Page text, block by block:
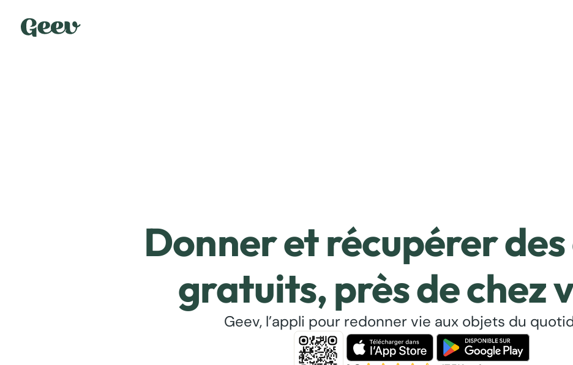
Donner et récupérer
gratuits, près de chez
Geev, l’appli pour redonner vie aux objets du